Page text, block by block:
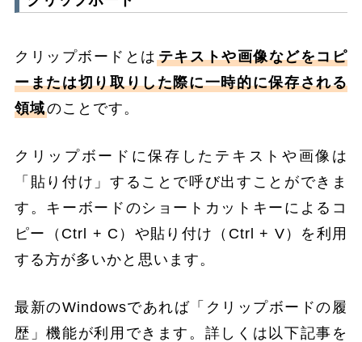
クリップボードとは テキストや画像などをコピ
ーまたは切り取りした際に一時的に保存される
領域のことです。
クリップボードに保存したテキストや画像は
「貼り付け」することで呼び出すことができま
す。キーボードのショートカットキーによるコ
ピー（Ctrl + C）や貼り付け（Ctrl + V）を利用
する方が多いかと思います。
最新のWindowsであれば「クリップボードの履
歴」機能が利用できます。詳しくは以下記事を